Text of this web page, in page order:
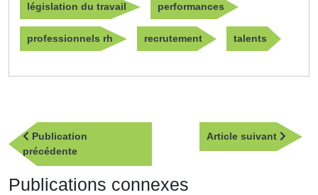
législation du travail performances
professionnels rh recrutement talents
Navigation
de
l’article
Publication
précédentePublication
précédente
Article suivant
Article
Publications connexes